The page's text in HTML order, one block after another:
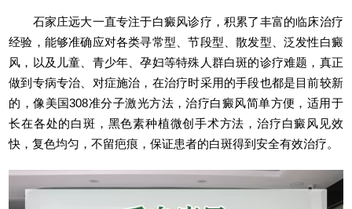
石家庄远大一直专注于白癜风诊疗，积累了丰富的临床治疗
经验，能够准确应对各类寻常型、节段型、散发型、泛发性白癜
风，以及儿童、青少年、孕妇等特殊人群白斑的诊疗难题，真正
做到专病专治、对症施治，在治疗时采用的手段也都是目前较新
的，像美国308准分子激光方法，治疗白癜风简单方便，适用于
长在各处的白斑，黑色素种植微创手术方法，治疗白癜风见效
快，复色均匀，不留疤痕，保证患者的白斑得到安全有效治疗。